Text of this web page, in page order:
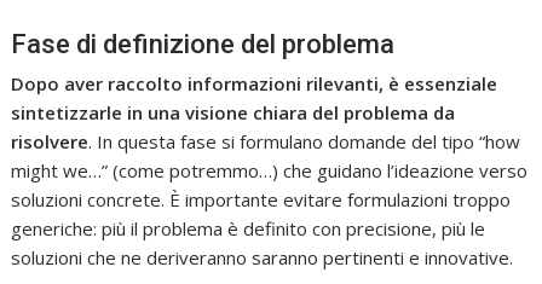
Fase di definizione del problema
Dopo aver raccolto informazioni rilevanti, è essenziale
sintetizzarle in una visione chiara del problema da
risolvere. In questa fase si formulano domande del tipo “how
might we…” (come potremmo…) che guidano l’ideazione verso
soluzioni concrete. È importante evitare formulazioni troppo
generiche: più il problema è definito con precisione, più le
soluzioni che ne deriveranno saranno pertinenti e innovative.